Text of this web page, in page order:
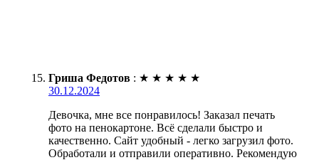
Гриша Федотов : ★ ★ ★ ★ ★
30.12.2024
Девочка, мне все понравилось! Заказал печать
фото на пенокартоне. Всё сделали быстро и
качественно. Сайт удобный - легко загрузил фото.
Обработали и отправили оперативно. Рекомендую